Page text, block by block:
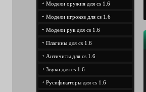
Модели оружия для cs 1.6
Модели игроков для cs 1.6
Модели рук для cs 1.6
Плагины для cs 1.6
Античиты для cs 1.6
Звуки для cs 1.6
Русификаторы для cs 1.6